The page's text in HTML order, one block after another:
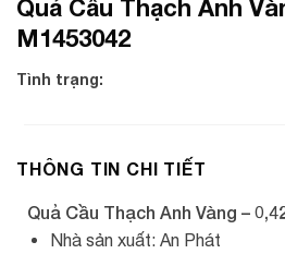
Quả Cầu Thạch Anh
M1453042
Tình trạng:
THÔNG TIN CHI TIẾT
Quả Cầu Thạch Anh Vàng –
Nhà sản xuất: An Phát